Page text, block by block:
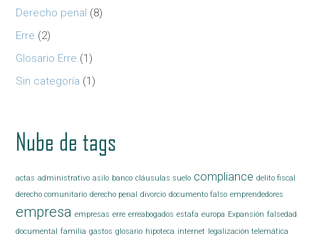
Derecho penal (8)
Erre (2)
Glosario Erre (1)
Sin categoría (1)
Nube de tags
actas administrativo asilo banco cláusulas suelo compliance delito fiscal
derecho comunitario derecho penal divorcio documento falso emprendedores
empresa empresas erre erreabogados estafa europa Expansión falsedad
documental familia gastos glosario hipoteca internet legalización telemática